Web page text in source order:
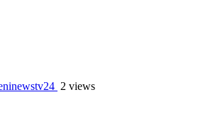
2 views